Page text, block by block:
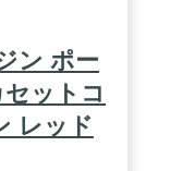
ン ポー
ットコ
レッド